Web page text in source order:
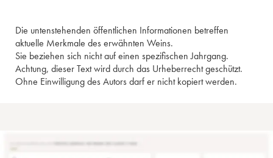
Die untenstehenden öffentlichen Informationen betreffen
aktuelle Merkmale des erwähnten Weins.
Sie beziehen sich nicht auf einen spezifischen Jahrgang.
Achtung, dieser Text wird durch das Urheberrecht geschützt.
Ohne Einwilligung des Autors darf er nicht kopiert werden.